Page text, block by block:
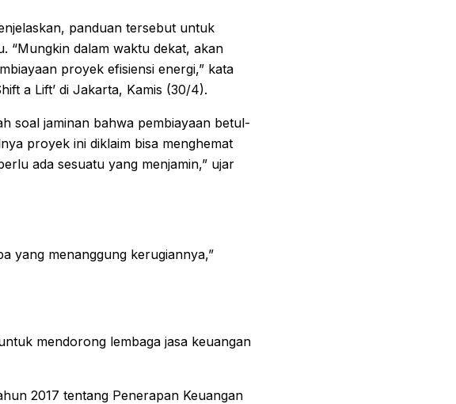
panduan tersebut untuk
“Mungkin dalam waktu dekat, akan
proyek efisiensi energi,” kata
a Lift’ di Jakarta, Kamis (30/4).
soal jaminan bahwa pembiayaan betul-
proyek ini diklaim bisa menghemat
ada sesuatu yang menjamin,” ujar
yang menanggung kerugiannya,”
mendorong lembaga jasa keuangan
2017 tentang Penerapan Keuangan